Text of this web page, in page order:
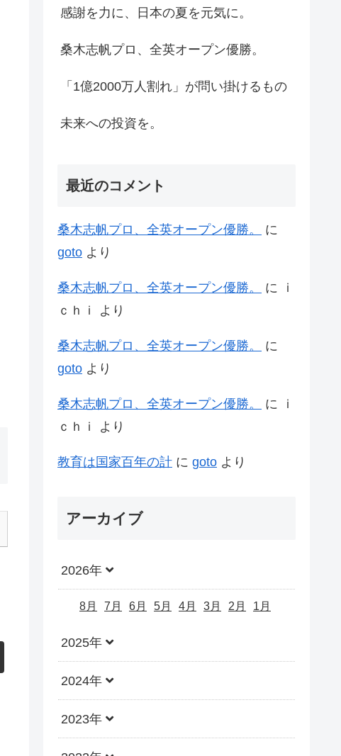
感謝を力に、日本の夏を元気に。
桑木志帆プロ、全英オープン優勝。
「1億2000万人割れ」が問い掛けるもの
未来への投資を。
最近のコメント
桑木志帆プロ、全英オープン優勝。
に
goto より
桑木志帆プロ、全英オープン優勝。 に
ｉ
ｃｈｉ
より
桑木志帆プロ、全英オープン優勝。
に
goto より
桑木志帆プロ、全英オープン優勝。 に
ｉ
ｃｈｉ
より
教育は国家百年の計 に goto より
アーカイブ
2026年
8月 7月 6月 5月 4月 3月 2月 1月
2025年
2024年
2023年